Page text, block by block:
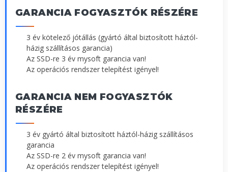
GARANCIA FOGYASZTÓK RÉSZÉRE
3 év kötelező jótállás (gyártó által biztosított háztól-
házig szállításos garancia)
Az SSD-re 3 év mysoft garancia van!
Az operációs rendszer telepítést igényel!
GARANCIA NEM FOGYASZTÓK
RÉSZÉRE
3 év gyártó által biztosított háztól-házig szállításos
garancia
Az SSD-re 2 év mysoft garancia van!
Az operációs rendszer telepítést igényel!